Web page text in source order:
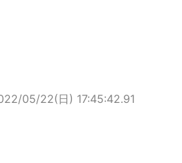
05/22(日) 17:45:42.91